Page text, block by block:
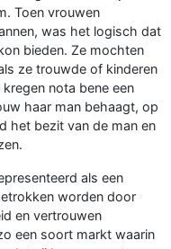
Toen vrouwen
was het logisch dat
bieden. Ze mochten
ze trouwde of kinderen
kregen nota bene een
haar man behaagt, op
het bezit van de man en
als een
worden door
en vertrouwen
een soort markt waarin